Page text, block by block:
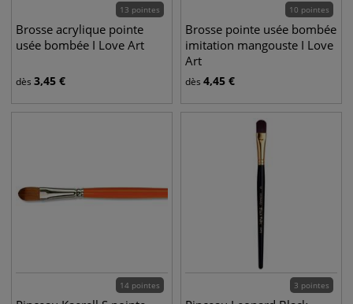
13 pointes
Brosse acrylique pointe
usée bombée I Love Art
dès 3,45 €
10 pointes
Brosse pointe usée bombée
imitation mangouste I Love
Art
dès 4,45 €
14 pointes 3 pointes